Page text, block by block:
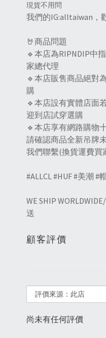
現貨不用問
我們的IG:alltaiwan，
🤘商品問題
🔹本店為RIPNDIP中
家總代理
🔹本店販售商品絕對
購
🔹本店設有實體店面
迎到店試穿選購
🔹本店享有網路購物
請確認商品全新吊牌
我們聯繫(換貨運費買
#ALLCL #HUF #美潮 #
WE SHIP
送
顧客評價
尚未有任何評價